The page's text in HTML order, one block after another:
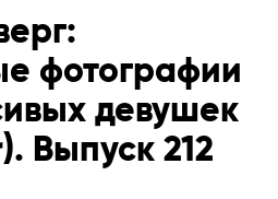
фотографии
девушек
Выпуск 212